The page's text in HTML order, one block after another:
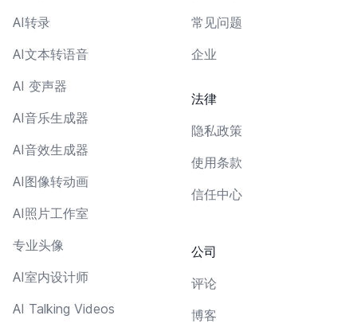
AI转录
AI文本转语音
AI 变声器
AI音乐生成器
AI音效生成器
AI图像转动画
AI照片工作室
专业头像
AI室内设计师
AI Talking Videos
常见问题
企业
法律
隐私政策
使用条款
信任中心
公司
评论
博客